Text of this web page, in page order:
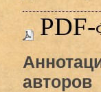
PDF-
авторов